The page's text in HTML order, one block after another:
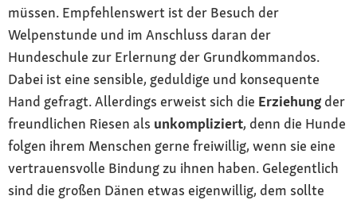
müssen. Empfehlenswert ist der Besuch der
Welpenstunde und im Anschluss daran der
Hundeschule zur Erlernung der Grundkommandos.
Dabei ist eine sensible, geduldige und konsequente
Hand gefragt. Allerdings erweist sich die Erziehung der
freundlichen Riesen als unkompliziert, denn die Hunde
folgen ihrem Menschen gerne freiwillig, wenn sie eine
vertrauensvolle Bindung zu ihnen haben. Gelegentlich
sind die großen Dänen etwas eigenwillig, dem sollte